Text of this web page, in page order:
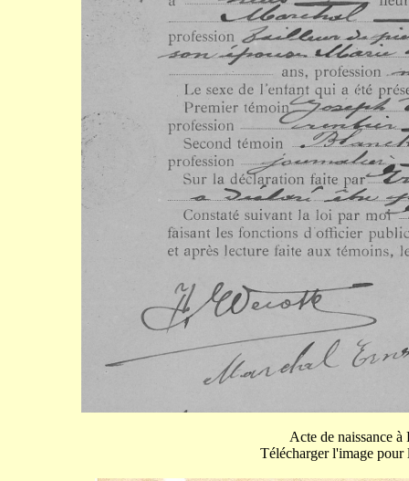
Acte de naissance
Télécharger l'image pour